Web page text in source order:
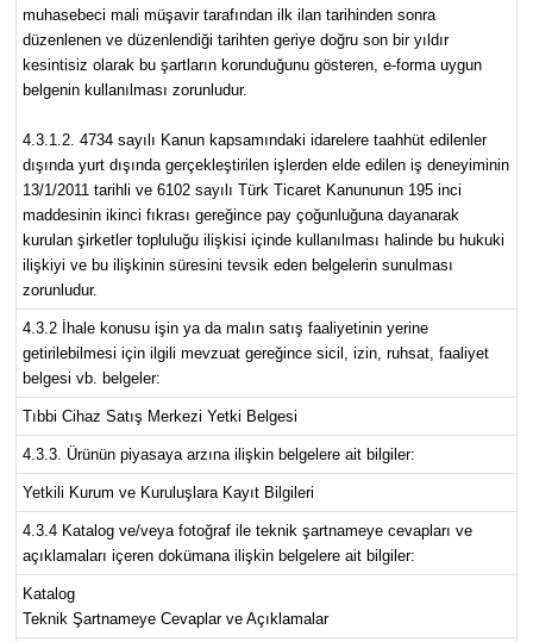
muhasebeci mali müşavir tarafından ilk ilan tarihinden sonra
düzenlenen ve düzenlendiği tarihten geriye doğru son bir yıldır
kesintisiz olarak bu şartların korunduğunu gösteren, e-forma uygun
belgenin kullanılması zorunludur.
4.3.1.2. 4734 sayılı Kanun kapsamındaki idarelere taahhüt edilenler
dışında yurt dışında gerçekleştirilen işlerden elde edilen iş deneyiminin
13/1/2011 tarihli ve 6102 sayılı Türk Ticaret Kanununun 195 inci
maddesinin ikinci fıkrası gereğince pay çoğunluğuna dayanarak
kurulan şirketler topluluğu ilişkisi içinde kullanılması halinde bu hukuki
ilişkiyi ve bu ilişkinin süresini tevsik eden belgelerin sunulması
zorunludur.
4.3.2 İhale konusu işin ya da malın satış faaliyetinin yerine
getirilebilmesi için ilgili mevzuat gereğince sicil, izin, ruhsat, faaliyet
belgesi vb. belgeler:
Tıbbi Cihaz Satış Merkezi Yetki Belgesi
4.3.3. Ürünün piyasaya arzına ilişkin belgelere ait bilgiler:
Yetkili Kurum ve Kuruluşlara Kayıt Bilgileri
4.3.4 Katalog ve/veya fotoğraf ile teknik şartnameye cevapları ve
açıklamaları içeren dokümana ilişkin belgelere ait bilgiler:
Katalog
Teknik Şartnameye Cevaplar ve Açıklamalar